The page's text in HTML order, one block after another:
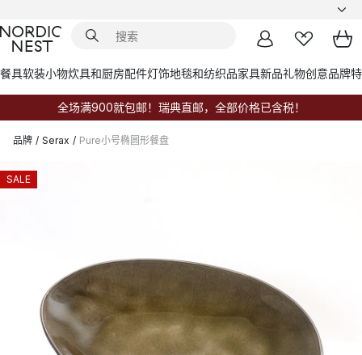
餐具软装小物炊具和厨房配件灯饰地毯和纺织品家具新品礼物创意品牌
全场满900就包邮！瑞典直邮，全部价格已含税！
品牌 / Serax / Pure小号椭圆形餐盘
SALE